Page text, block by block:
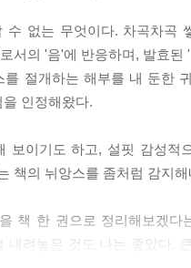
수 없는 무엇이다. 차곡차곡
서의 '음'에 반응하며, 발효
를 절개하는 해부를 내 둔한
인정해왔다.
보이기도 하고, 설핏 감성적
책의 뉘앙스를 좀처럼 감지
책 한 권으로 정리해보겠
내려놓은 것도 나는 좋았다.